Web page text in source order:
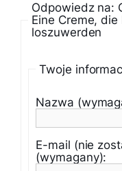
Odpowiedz na:
Eine Creme,
loszuwerden
Twoje
Nazwa
E-mail (nie
(wymagany):